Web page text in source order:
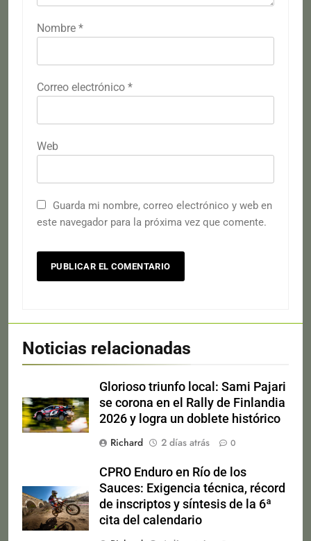
Nombre *
Correo electrónico *
Web
Guarda mi nombre, correo electrónico y web en
este navegador para la próxima vez que comente.
Noticias relacionadas
Glorioso triunfo local: Sami Pajari
se corona en el Rally de Finlandia
2026 y logra un doblete histórico
Richard
2 días atrás 0
CPRO Enduro en Río de los
Sauces: Exigencia técnica, récord
de inscriptos y síntesis de la 6ª
cita del calendario